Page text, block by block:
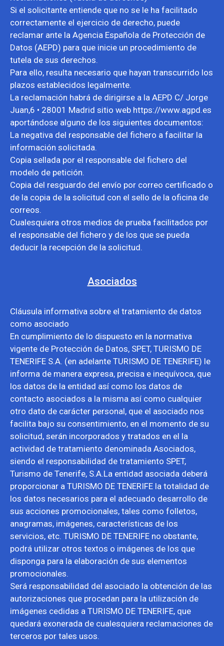
Si el solicitante entiende que no se le ha facilitado
correctamente el ejercicio de derecho, puede
reclamar ante la Agencia Española de Protección de
Datos (AEPD) para que inicie un procedimiento de
tutela de sus derechos.
Para ello, resulta necesario que hayan transcurrido los
plazos establecidos legalmente.
La reclamación habrá de dirigirse a la AEPD C/ Jorge
Juan,6 • 28001 Madrid sitio web https://www.agpd.es
aportándose alguno de los siguientes documentos:
La negativa del responsable del fichero a facilitar la
información solicitada.
Copia sellada por el responsable del fichero del
modelo de petición.
Copia del resguardo del envío por correo certificado o
de la copia de la solicitud con el sello de la oficina de
correos.
Cualesquiera otros medios de prueba facilitados por
el responsable del fichero y de los que se pueda
deducir la recepción de la solicitud.
Asociados
Cláusula informativa sobre el tratamiento de datos
como asociado
En cumplimiento de lo dispuesto en la normativa
vigente de Protección de Datos, SPET, TURISMO DE
TENERIFE S.A. (en adelante TURISMO DE TENERIFE) le
informa de manera expresa, precisa e inequívoca, que
los datos de la entidad así como los datos de
contacto asociados a la misma así como cualquier
otro dato de carácter personal, que el asociado nos
facilita bajo su consentimiento, en el momento de su
solicitud, serán incorporados y tratados en el la
actividad de tratamiento denominada Asociados,
siendo el responsabilidad de tratamiento SPET,
Turismo de Tenerife, S.A.La entidad asociada deberá
proporcionar a TURISMO DE TENERIFE la totalidad de
los datos necesarios para el adecuado desarrollo de
sus acciones promocionales, tales como folletos,
anagramas, imágenes, características de los
servicios, etc. TURISMO DE TENERIFE no obstante,
podrá utilizar otros textos o imágenes de los que
disponga para la elaboración de sus elementos
promocionales.
Será responsabilidad del asociado la obtención de las
autorizaciones que procedan para la utilización de
imágenes cedidas a TURISMO DE TENERIFE, que
quedará exonerada de cualesquiera reclamaciones de
terceros por tales usos.